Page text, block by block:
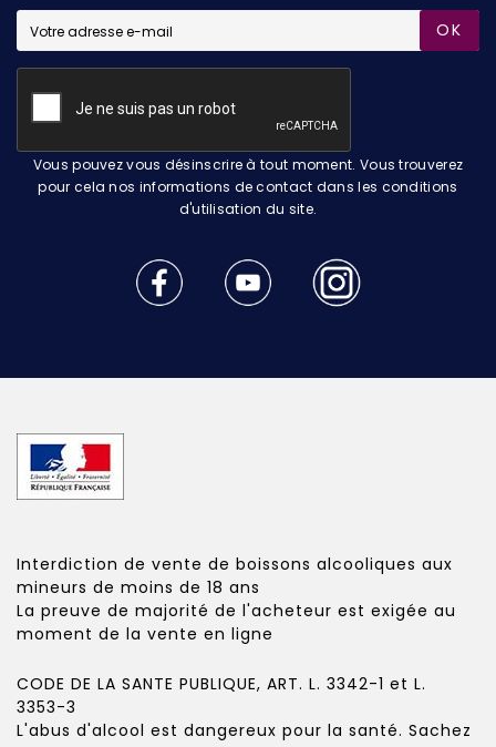
OK
Vous pouvez vous désinscrire à tout moment. Vous trouverez
pour cela nos informations de contact dans les conditions
d'utilisation du site.
Interdiction de vente de boissons alcooliques aux
mineurs de moins de 18 ans
La preuve de majorité de l'acheteur est exigée au
moment de la vente en ligne
CODE DE LA SANTE PUBLIQUE, ART. L. 3342-1 et L.
3353-3
L'abus d'alcool est dangereux pour la santé. Sachez